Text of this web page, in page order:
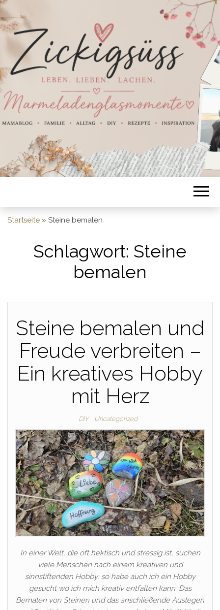
Startseite » Steine bemalen
Schlagwort: Steine
bemalen
Steine bemalen und
Freude verbreiten –
Ein kreatives Hobby
mit Herz
DIY Uncategorized
In einer Welt, die oft hektisch und stressig ist, suchen
viele Menschen nach einem kreativen und
sinnstiftenden Hobby, so habe auch ich ein Hobby
gesucht wo ich mich kreativ entfalten kann. Das
Bemalen von Steinen und das anschließende Auslegen